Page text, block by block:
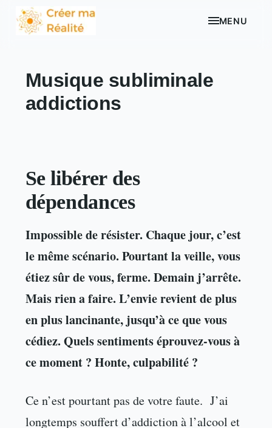
MENU
Musique subliminale
addictions
Se libérer des
dépendances
Impossible de résister. Chaque jour, c’est
le même scénario. Pourtant la veille, vous
étiez sûr de vous, ferme. Demain j’arrête.
Mais rien a faire. L’envie revient de plus
en plus lancinante, jusqu’à ce que vous
cédiez. Quels sentiments éprouvez-vous à
ce moment ? Honte, culpabilité ?
Ce n’est pourtant pas de votre faute. J’ai
longtemps souffert d’addiction à l’alcool et